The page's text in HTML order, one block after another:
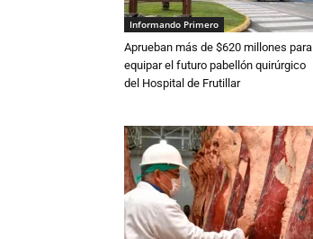
Informando Primero
Aprueban más de $620 millones para
equipar el futuro pabellón quirúrgico
del Hospital de Frutillar